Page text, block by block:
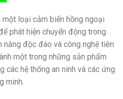
một loại cảm biến hồng ngoại
phát hiện chuyển động trong
năng độc đáo và công nghệ tiên
một trong những sản phẩm
hệ thống an ninh và các ứng
minh.